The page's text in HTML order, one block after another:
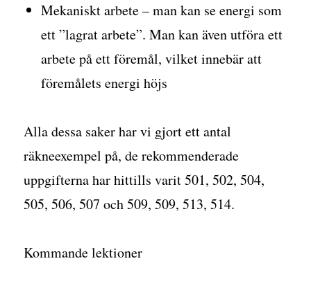
Mekaniskt arbete – man kan se energi som
ett ”lagrat arbete”. Man kan även utföra ett
arbete på ett föremål, vilket innebär att
föremålets energi höjs
Alla dessa saker har vi gjort ett antal
räkneexempel på, de rekommenderade
uppgifterna har hittills varit 501, 502, 504,
505, 506, 507 och 509, 509, 513, 514.
Kommande lektioner